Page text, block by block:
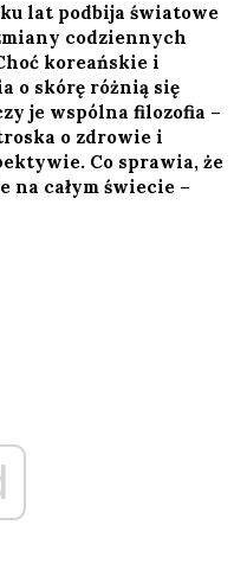
lat podbija światowe
codziennych
koreańskie i
o skórę różnią się
je wspólna filozofia –
o zdrowie i
Co sprawia, że
na całym świecie –